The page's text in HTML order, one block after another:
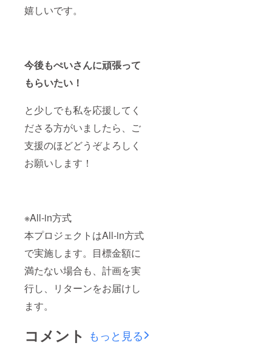
嬉しいです。
今後もぺいさんに頑張って
もらいたい！
と少しでも私を応援してく
ださる方がいましたら、ご
支援のほどどうぞよろしく
お願いします！
※All-in方式
本プロジェクトはAll-in方式
で実施します。目標金額に
満たない場合も、計画を実
行し、リターンをお届けし
ます。
コメント もっと見る